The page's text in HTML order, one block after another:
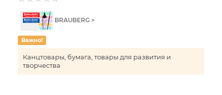
BRAUBERG >
Важно!
Канцтовары, бумага, товары для развития и
творчества